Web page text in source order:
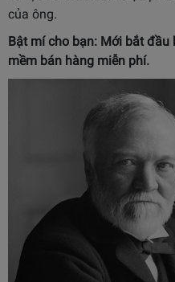
của ông.
Bật mí cho bạn: Mới bắt
mềm bán hàng miễn phí.